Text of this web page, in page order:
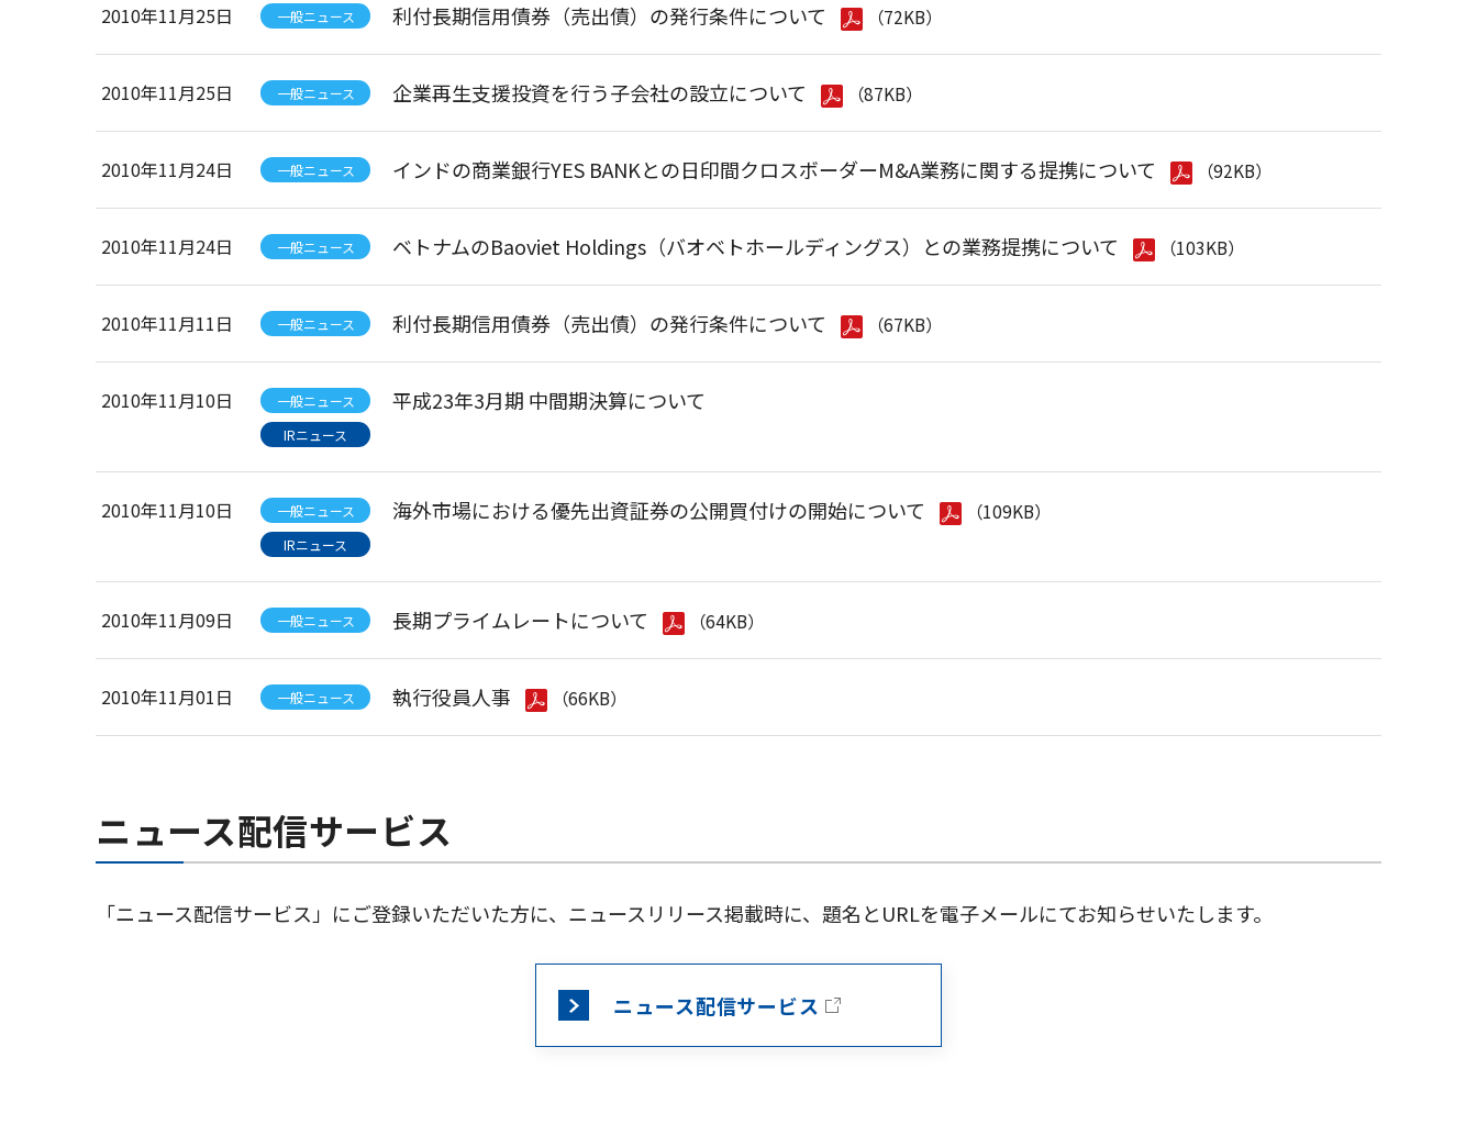
2010年11月25日 一般ニュース 利付長期信用債券（売出債）の発行条件について （72KB）
2010年11月25日 一般ニュース 企業再生支援投資を行う子会社の設立について （87KB）
2010年11月24日 一般ニュース インドの商業銀行YES BANKとの日印間クロスボーダーM&A業務に関する提携について （92KB）
2010年11月24日 一般ニュース ベトナムのBaoviet Holdings（バオベトホールディングス）との業務提携について （103KB）
2010年11月11日 一般ニュース 利付長期信用債券（売出債）の発行条件について （67KB）
2010年11月10日
一般ニュース
IRニュース
平成23年3月期 中間期決算について
2010年11月10日
一般ニュース
IRニュース
海外市場における優先出資証券の公開買付けの開始について （109KB）
2010年11月09日 一般ニュース 長期プライムレートについて （64KB）
2010年11月01日 一般ニュース 執行役員人事 （66KB）
ニュース配信サービス
「ニュース配信サービス」にご登録いただいた方に、ニュースリリース掲載時に、題名とURLを電子メールにてお知らせいたします。
ニュース配信サービス